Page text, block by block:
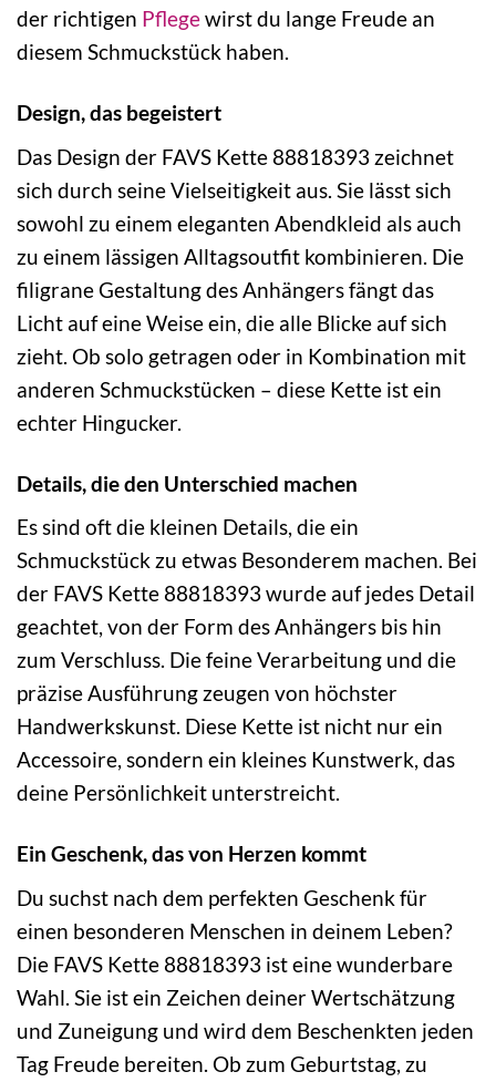
der richtigen Pflegewirst du lange Freude an
diesem Schmuckstück haben.
Design, das begeistert
Das Design der FAVS Kette 88818393 zeichnet
sich durch seine Vielseitigkeit aus. Sie lässt sich
sowohl zu einem eleganten Abendkleid als auch
zu einem lässigen Alltagsoutfit kombinieren. Die
filigrane Gestaltung des Anhängers fängt das
Licht auf eine Weise ein, die alle Blicke auf sich
zieht. Ob solo getragen oder in Kombination mit
anderen Schmuckstücken – diese Kette ist ein
echter Hingucker.
Details, die den Unterschied machen
Es sind oft die kleinen Details, die ein
Schmuckstück zu etwas Besonderem machen. Bei
der FAVS Kette 88818393 wurde auf jedes Detail
geachtet, von der Form des Anhängers bis hin
zum Verschluss. Die feine Verarbeitung und die
präzise Ausführung zeugen von höchster
Handwerkskunst. Diese Kette ist nicht nur ein
Accessoire, sondern ein kleines Kunstwerk, das
deine Persönlichkeit unterstreicht.
Ein Geschenk, das von Herzen kommt
Du suchst nach dem perfekten Geschenk für
einen besonderen Menschen in deinem Leben?
Die FAVS Kette 88818393 ist eine wunderbare
Wahl. Sie ist ein Zeichen deiner Wertschätzung
und Zuneigung und wird dem Beschenkten jeden
Tag Freude bereiten. Ob zum Geburtstag, zu